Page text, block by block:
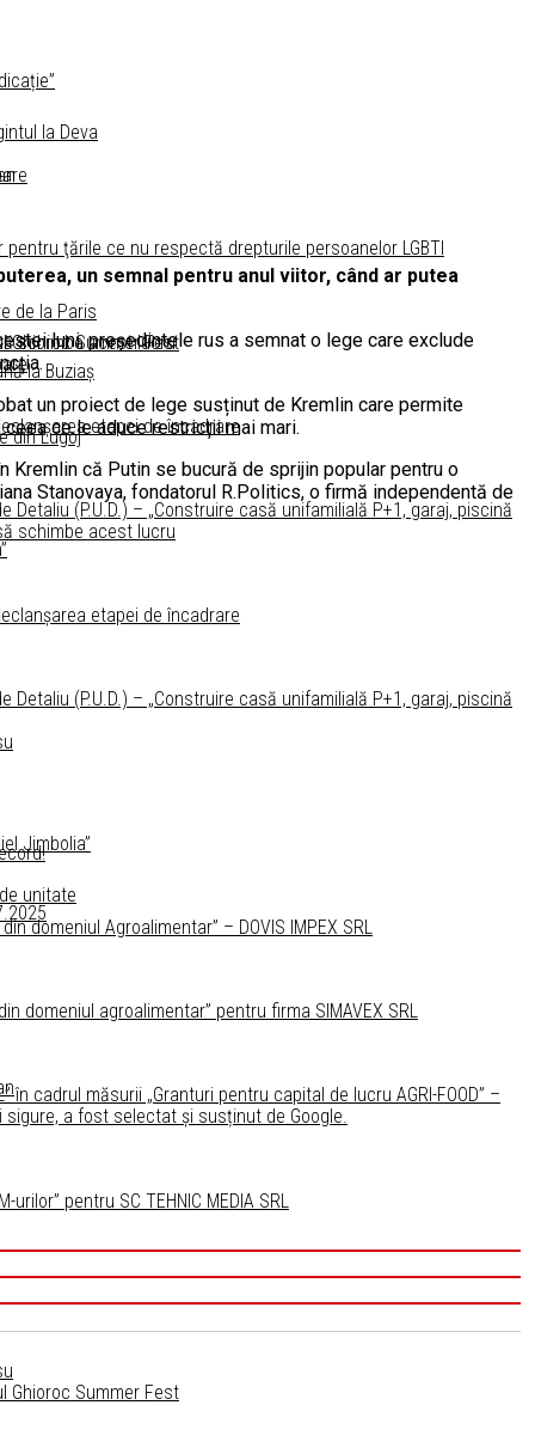
schimbe acest lucru
etapei de încadrare
Detaliu (P.U.D.) – „Construire casă unifamilială P+1, garaj, piscină
la Deva
Ghioroc Summer Fest
unitate
din Lugoj
la Buziaș
Ghioroc Summer Fest
pentru ţările ce nu respectă drepturile persoanelor LGBTI
de la Paris
a fost selectat și susținut de Google.
schimbe acest lucru
etapei de încadrare
Detaliu (P.U.D.) – „Construire casă unifamilială P+1, garaj, piscină
Jimbolia”
domeniul Agroalimentar” – DOVIS IMPEX SRL
domeniul agroalimentar” pentru firma SIMAVEX SRL
în cadrul măsurii „Granturi pentru capital de lucru AGRI-FOOD” –
pentru SC TEHNIC MEDIA SRL
un semnal pentru anul viitor, când ar putea
luni, președintele rus a semnat o lege care exclude
un proiect de lege susținut de Kremlin care permite
ce le aduce restricții mai mari.
că Putin se bucură de sprijin popular pentru o
Stanovaya, fondatorul R.Politics, o firmă independentă de